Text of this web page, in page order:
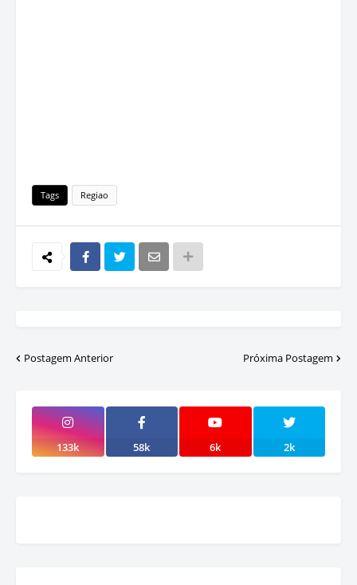
Tags Regiao
Postagem Anterior Próxima Postagem
133k 58k 6k 2k